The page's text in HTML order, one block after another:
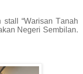
“Warisan Tanah
Negeri Sembilan.